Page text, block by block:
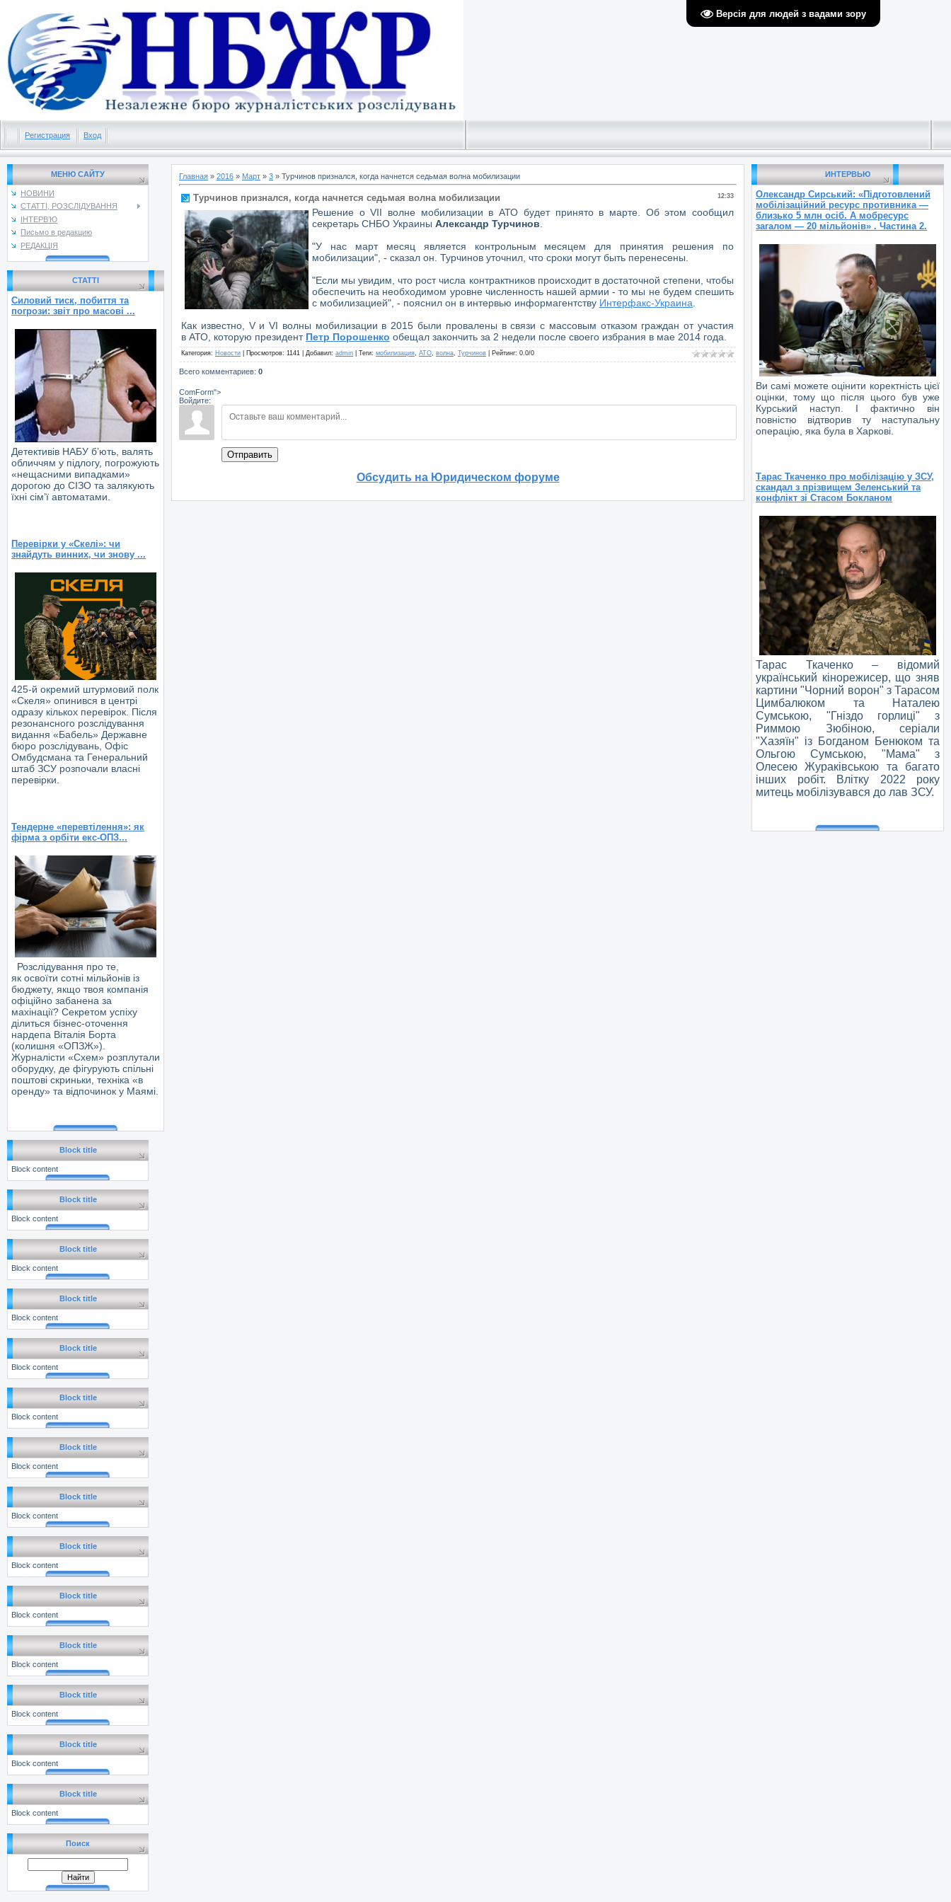
Версія для людей з вадами зору
Регистрация Вход
МЕНЮ САЙТУ
НОВИНИ
СТАТТІ, РОЗСЛІДУВАННЯ
ІНТЕРВ’Ю
Письмо в редакцию
РЕДАКЦІЯ
СТАТТІ
Силовий тиск, побиття та
погрози: звіт про масові ...
Детективів НАБУ б’ють, валять
обличчям у підлогу, погрожують
«нещасними випадками»
дорогою до СІЗО та залякують
їхні сім’ї автоматами.
Перевірки у «Скелі»: чи
знайдуть винних, чи знову ...
425-й окремий штурмовий полк
«Скеля» опинився в центрі
одразу кількох перевірок. Після
резонансного розслідування
видання «Бабель» Державне
бюро розслідувань, Офіс
Омбудсмана та Генеральний
штаб ЗСУ розпочали власні
перевірки.
Тендерне «перевтілення»: як
фірма з орбіти екс-ОПЗ...
Розслідування про те,
як освоїти сотні мільйонів із
бюджету, якщо твоя компанія
офіційно забанена за
махінації? Секретом успіху
ділиться бізнес-оточення
нардепа Віталія Борта
(колишня «ОПЗЖ»).
Журналісти «Схем» розплутали
оборудку, де фігурують спільні
поштові скриньки, техніка «в
оренду» та відпочинок у Маямі.
Block title
Block content
Block title
Block content
Block title
Block content
Block title
Block content
Block title
Block content
Block title
Block content
Block title
Block content
Block title
Block content
Block title
Block content
Block title
Block content
Block title
Block content
Block title
Block content
Block title
Block content
Block title
Block content
Поиск
Главная » 2016 » Март » 3 » Турчинов признался, когда начнется седьмая волна мобилизации
12:33
Турчинов признался, когда начнется седьмая волна мобилизации
Решение о VII волне мобилизации в АТО будет принято в марте. Об этом сообщил
секретарь СНБО Украины Александр Турчинов
"У нас март месяц является контрольным месяцем для принятия решения по
мобилизации", - сказал он. Турчинов уточнил, что сроки могут быть перенесены.
"Если мы увидим, что рост числа контрактников происходит в достаточной степени, чтобы
обеспечить на необходимом уровне численность нашей армии - то мы не будем спешить
с мобилизацией", - пояснил он в интервью информагентству Интерфакс-Украина
Как известно, V и VI волны мобилизации в 2015 были провалены в связи с массовым отказом граждан от участия
в АТО, которую президент Петр Порошенко обещал закончить за 2 недели после своего избрания в мае 2014 года.
Категория: Новости Просмотров: 1141 | Добавил: admin Теги: мобилизация АТО волна Турчинов Рейтинг: 0.0/0
Всего комментариев: 0
ComForm">
Войдите:
Отправить
Обсудить на Юридическом форуме
ИНТЕРВЬЮ
Олександр Сирський: «Підготовлений
мобілізаційний ресурс противника —
близько 5 млн осіб. А мобресурс
загалом — 20 мільйонів» . Частина 2.
Ви самі можете оцінити коректність цієї
оцінки, тому що після цього був уже
Курський наступ. І фактично він
повністю відтворив ту наступальну
операцію, яка була в Харкові.
Тарас Ткаченко про мобілізацію у ЗСУ,
скандал з прізвищем Зеленський та
конфлікт зі Стасом Бокланом
Тарас Ткаченко – відомий
український кінорежисер, що зняв
картини "Чорний ворон" з Тарасом
Цимбалюком та Наталею
Сумською, "Гніздо горлиці" з
Риммою Зюбіною, серіали
"Хазяїн" із Богданом Бенюком та
Ольгою Сумською, "Мама" з
Олесею Жураківською та багато
інших робіт. Влітку 2022 року
митець мобілізувався до лав ЗСУ.